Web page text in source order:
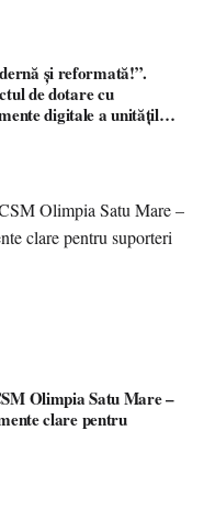
și reformată!”.
de dotare cu
digitale a unităților
Olimpia Satu Mare –
clare pentru